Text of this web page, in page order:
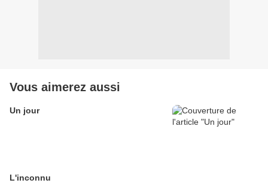
Vous aimerez aussi
Un jour
L'inconnu